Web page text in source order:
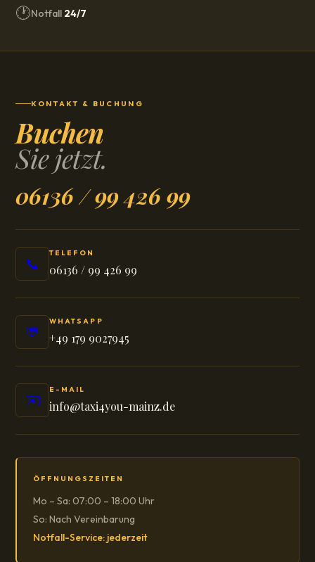
🕐Notfall 24/7
KONTAKT & BUCHUNG
Buchen
Sie jetzt.
06136 / 99 426 99
📞
TELEFON
06136 / 99 426 99
💬
WHATSAPP
+49 179 9027945
✉️
E-MAIL
info@taxi4you-mainz.de
ÖFFNUNGSZEITEN
Mo – Sa: 07:00 – 18:00 Uhr
So: Nach Vereinbarung
Notfall-Service: jederzeit